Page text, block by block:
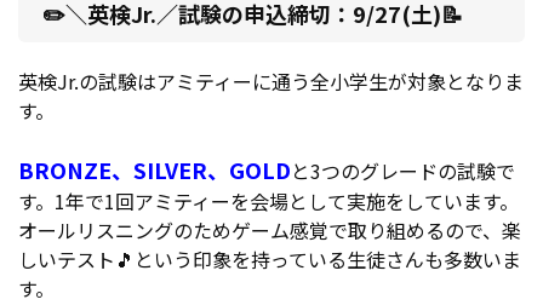
✏️＼英検Jr.／試験の申込締切：9/27(土)📝
英検Jr.の試験はアミティーに通う全小学生が対象となりま
す。
BRONZE、SILVER、GOLDと3つのグレードの試験で
す。1年で1回アミティーを会場として実施をしています。
オールリスニングのためゲーム感覚で取り組めるので、楽
しいテスト🎵という印象を持っている生徒さんも多数いま
す。